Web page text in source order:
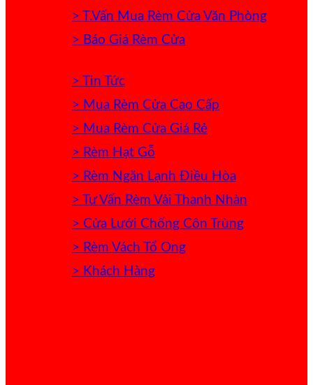
> T.Vấn Mua Rèm Cửa Văn Phòng
> Báo Giá Rèm Cửa
> Tin Tức
> Mua Rèm Cửa Cao Cấp
> Mua Rèm Cửa Giá Rẻ
> Rèm Hạt Gỗ
> Rèm Ngăn Lạnh Điều Hòa
> Tư Vấn Rèm Vải Thanh Nhàn
> Cửa Lưới Chống Côn Trùng
> Rèm Vách Tổ Ong
> Khách Hàng